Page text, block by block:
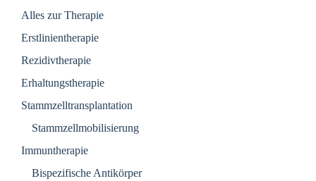
Alles zur Therapie
Erstlinientherapie
Rezidivtherapie
Erhaltungstherapie
Stammzelltransplantation
Stammzellmobilisierung
Immuntherapie
Bispezifische Antikörper